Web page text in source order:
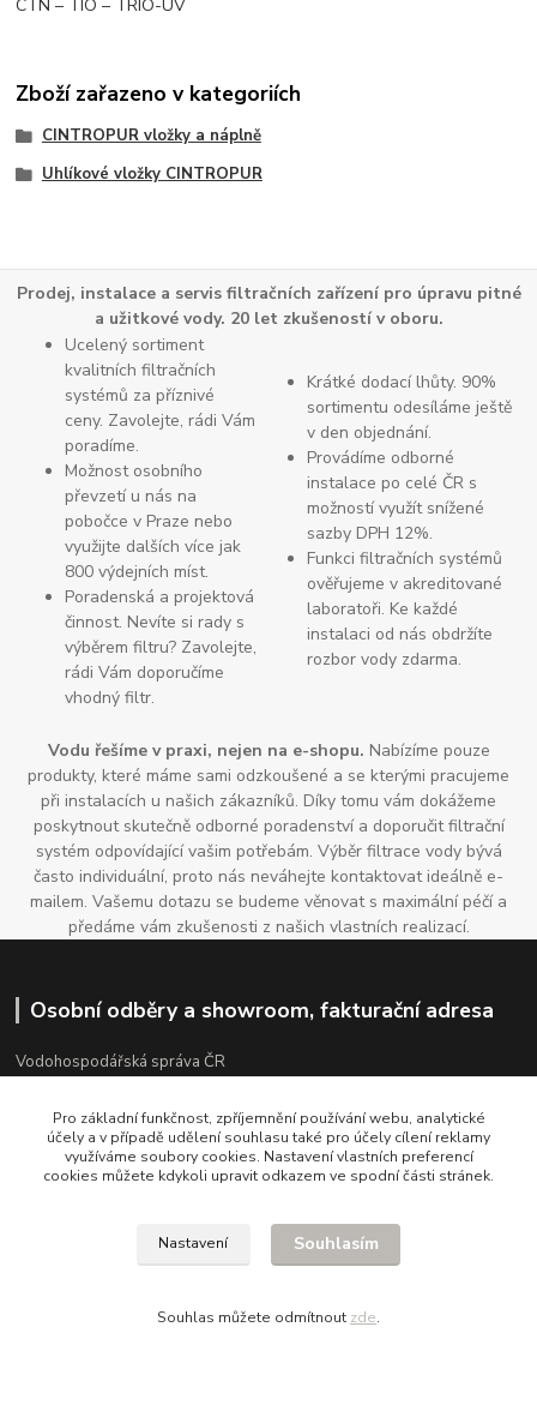
CTN – TIO – TRIO-UV
Zboží zařazeno v kategoriích
CINTROPUR vložky a náplně
Uhlíkové vložky CINTROPUR
Prodej, instalace a servis filtračních zařízení pro úpravu pitné
a užitkové vody. 20 let zkušeností v oboru.
Ucelený sortiment
kvalitních filtračních
systémů za příznivé
ceny. Zavolejte, rádi Vám
poradíme.
Možnost osobního
převzetí u nás na
pobočce v Praze nebo
využijte dalších více jak
800 výdejních míst.
Poradenská a projektová
činnost. Nevíte si rady s
výběrem filtru? Zavolejte,
rádi Vám doporučíme
vhodný filtr.
Krátké dodací lhůty. 90%
sortimentu odesíláme ještě
v den objednání.
Provádíme odborné
instalace po celé ČR s
možností využít snížené
sazby DPH 12%.
Funkci filtračních systémů
ověřujeme v akreditované
laboratoři. Ke každé
instalaci od nás obdržíte
rozbor vody zdarma.
Vodu řešíme v praxi, nejen na e-shopu. Nabízíme pouze
produkty, které máme sami odzkoušené a se kterými pracujeme
při instalacích u našich zákazníků. Díky tomu vám dokážeme
poskytnout skutečně odborné poradenství a doporučit filtrační
systém odpovídající vašim potřebám. Výběr filtrace vody bývá
často individuální, proto nás neváhejte kontaktovat ideálně e-
mailem. Vašemu dotazu se budeme věnovat s maximální péčí a
předáme vám zkušenosti z našich vlastních realizací.
Osobní odběry a showroom, fakturační adresa
Vodohospodářská správa ČR
180 00 Praha 8
PO-PÁ 8:30-17:00
Pro základní funkčnost, zpříjemnění používání webu, analytické
účely a v případě udělení souhlasu také pro účely cílení reklamy
využíváme soubory cookies. Nastavení vlastních preferencí
cookies můžete kdykoli upravit odkazem ve spodní části stránek.
Nastavení Souhlasím
Souhlas můžete odmítnout zde.